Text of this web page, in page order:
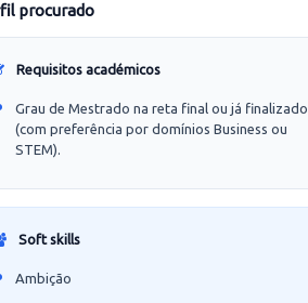
procurado
Requisitos académicos
Grau de Mestrado na reta final ou já finalizado
(com preferência por domínios Business ou
STEM).
Soft skills
Ambição